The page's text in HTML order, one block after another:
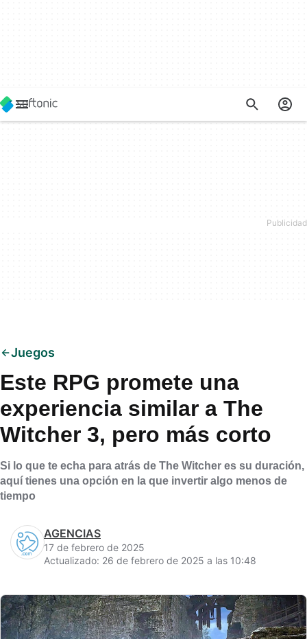
Juegos
Este RPG promete una
experiencia similar a The
Witcher 3, pero más corto
Si lo que te echa para atrás de The Witcher es su duración,
aquí tienes una opción en la que invertir algo menos de
tiempo
AGENCIAS
17 de febrero de 2025
Actualizado: 26 de febrero de 2025 a las 10:48